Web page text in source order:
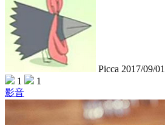
Picca 2017/09/01
1
1
影音